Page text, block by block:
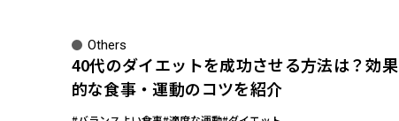
Others
40代のダイエットを成功させる方法は？効果
的な食事・運動のコツを紹介